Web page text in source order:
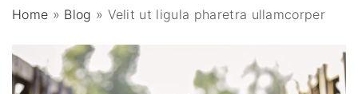
Home » Blog » Velit ut ligula pharetra ullamcorper